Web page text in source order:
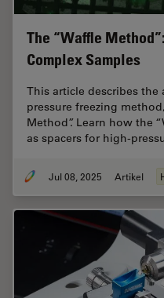
The “Waffle
Complex Samples
This article describes
pressure freezing
Method”. Learn how the
as spacers for high-
Jul 08, 2025 Artikel